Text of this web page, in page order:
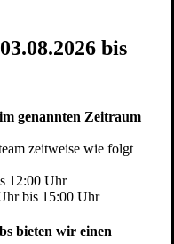
88045 Bodenseekreis
|Garagentor
Bermatingen
88097 Eriskirch
Typen
bis
genannten Zeitraum
zeitweise wie folgt
12:00 Uhr
bis 15:00 Uhr
bieten wir einen